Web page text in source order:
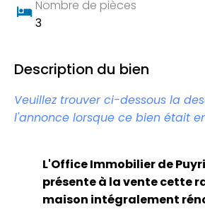
Nombre de pièces
3
Description du bien
Veuillez trouver ci-dessous la
l'annonce lorsque ce bien était
L'Office Immobilier de
présente à la vente cette
maison intégralement